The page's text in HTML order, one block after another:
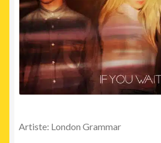
Artiste: London Grammar